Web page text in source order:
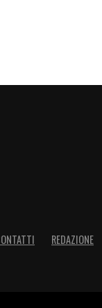
REDAZIONE